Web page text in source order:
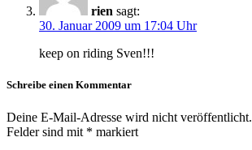
rien sagt:
30. Januar 2009 um 17:04 Uhr
keep on riding Sven!!!
Schreibe einen Kommentar
Deine E-Mail-Adresse wird nicht veröffentlicht.
Felder sind mit * markiert